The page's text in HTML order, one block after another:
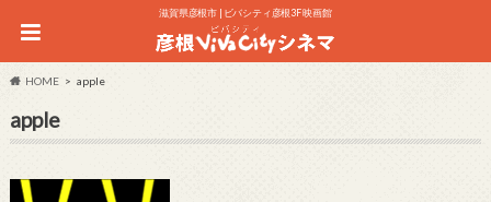
滋賀県彦根市 | ビバシティ彦根3F 映画館
HOME apple
apple